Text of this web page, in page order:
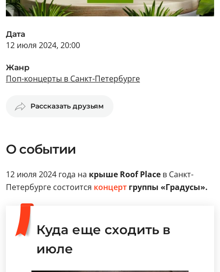
Дата
12 июля 2024, 20:00
Жанр
Поп-концерты в Санкт-Петербурге
Рассказать друзьям
О событии
12 июля 2024 года на крыше Roof Place в Санкт-
Петербурге состоится концерт группы «Градусы».
Куда еще сходить в
июле